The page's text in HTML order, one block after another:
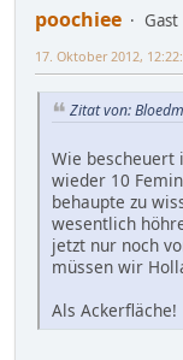
poochiee
Gast
17. Oktober 2012,
Zitat von:
Wie bescheuert
wieder 10
behaupte zu
wesentlich
jetzt nur noch
müssen wir
Als Ackerfläche!